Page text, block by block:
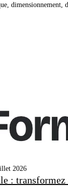
2026
: transformez